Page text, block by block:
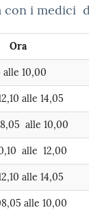
i medici
Ora
alle 10,00
alle 14,05
alle 10,00
alle 12,00
alle 14,05
alle 10,00